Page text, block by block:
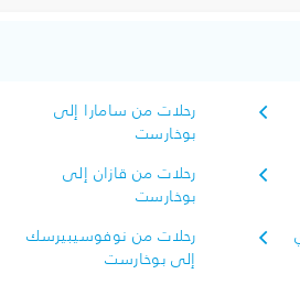
رحلات من سامارا إلى
بوخارست
رحلات من قازان إلى
بوخارست
رحلات من نوفوسيبيرسك
إلى بوخارست